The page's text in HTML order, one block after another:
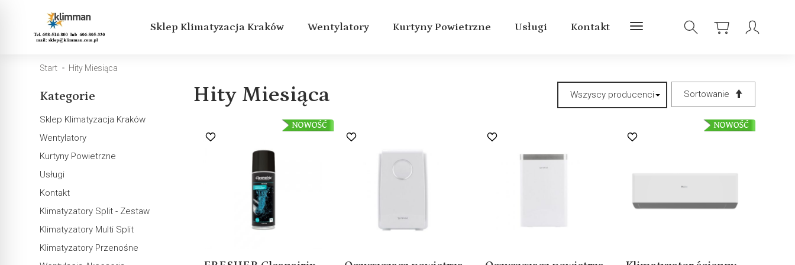
Sklep Klimatyzacja Kraków Wentylatory Kurtyny Powietrzne Usługi Kontakt
Start Hity Miesiąca
Hity Miesiąca Sortowanie
Kategorie
Sklep Klimatyzacja Kraków
Wentylatory
Kurtyny Powietrzne
Usługi
Kontakt
Klimatyzatory Split - Zestaw
Klimatyzatory Multi Split
Klimatyzatory Przenośne